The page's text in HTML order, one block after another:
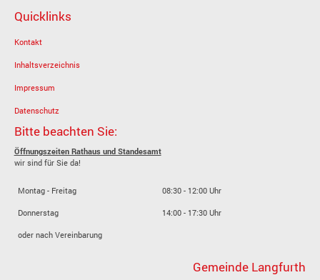
Quicklinks
Kontakt
Inhaltsverzeichnis
Impressum
Datenschutz
Bitte beachten Sie:
Öffnungszeiten Rathaus und Standesamt
wir sind für Sie da!
Montag - Freitag 08:30 - 12:00 Uhr
Donnerstag 14:00 - 17:30 Uhr
oder nach Vereinbarung
Gemeinde Langfurth